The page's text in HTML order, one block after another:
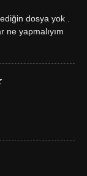
dosya yok .
ne yapmalıyım